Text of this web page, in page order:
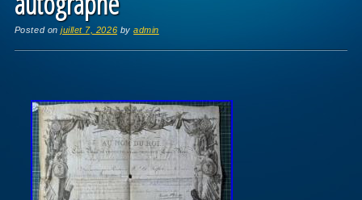
Posted onjuillet 7, 2026 byadmin